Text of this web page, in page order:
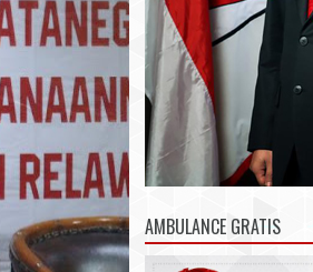
AMBULANCE GRATIS